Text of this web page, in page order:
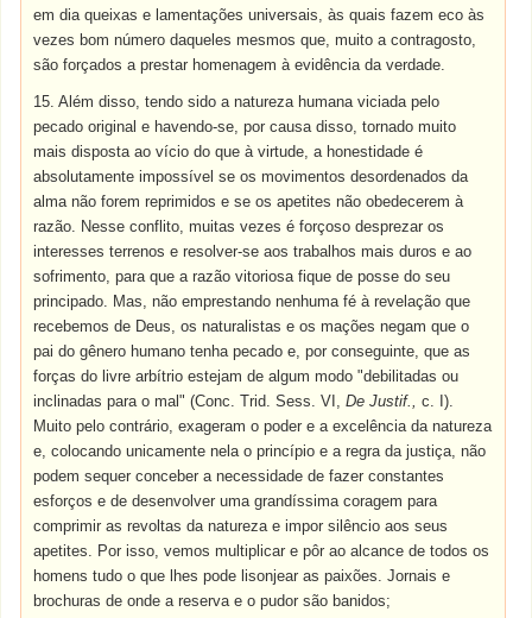
em dia queixas e lamentações universais, às quais fazem eco às
vezes bom número daqueles mesmos que, muito a contragosto,
são forçados a prestar homenagem à evidência da verdade.
15. Além disso, tendo sido a natureza humana viciada pelo
pecado original e havendo-se, por causa disso, tornado muito
mais disposta ao vício do que à virtude, a honestidade é
absolutamente impossível se os movimentos desordenados da
alma não forem reprimidos e se os apetites não obedecerem à
razão. Nesse conflito, muitas vezes é forçoso desprezar os
interesses terrenos e resolver-se aos trabalhos mais duros e ao
sofrimento, para que a razão vitoriosa fique de posse do seu
principado. Mas, não emprestando nenhuma fé à revelação que
recebemos de Deus, os naturalistas e os mações negam que o
pai do gênero humano tenha pecado e, por conseguinte, que as
forças do livre arbítrio estejam de algum modo "debilitadas ou
inclinadas para o mal" (Conc. Trid. Sess. VI,De Justif.,c. I).
Muito pelo contrário, exageram o poder e a excelência da natureza
e, colocando unicamente nela o princípio e a regra da justiça, não
podem sequer conceber a necessidade de fazer constantes
esforços e de desenvolver uma grandíssima coragem para
comprimir as revoltas da natureza e impor silêncio aos seus
apetites. Por isso, vemos multiplicar e pôr ao alcance de todos os
homens tudo o que lhes pode lisonjear as paixões. Jornais e
brochuras de onde a reserva e o pudor são banidos;